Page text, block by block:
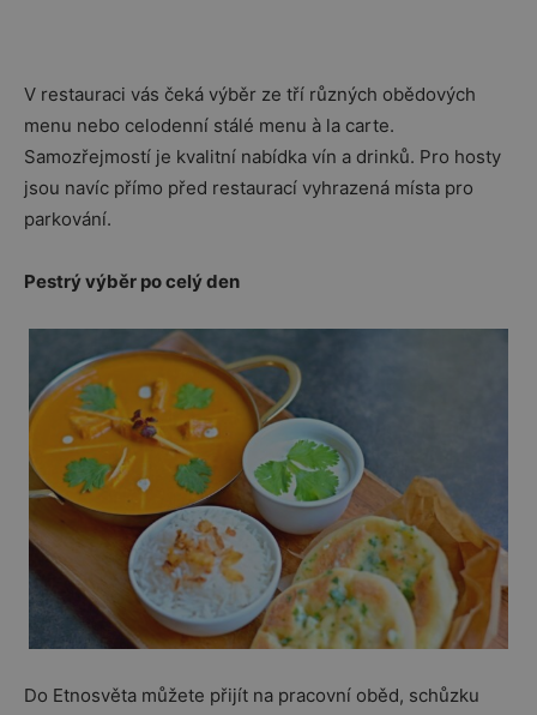
V restauraci vás čeká výběr ze tří různých obědových
menu nebo celodenní stálé menu à la carte.
Samozřejmostí je kvalitní nabídka vín a drinků. Pro hosty
jsou navíc přímo před restaurací vyhrazená místa pro
parkování.
Pestrý výběr po celý den
Do Etnosvěta můžete přijít na pracovní oběd, schůzku